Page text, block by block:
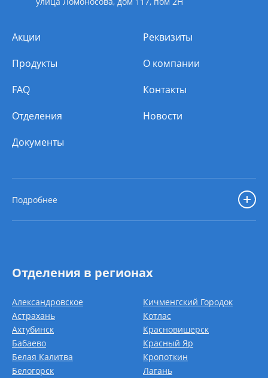
Акции
Продукты
FAQ
Отделения
Документы
Реквизиты
О компании
Контакты
Новости
Подробнее
Отделения в регионах
Александровское
Астрахань
Ахтубинск
Бабаево
Белая Калитва
Белогорск
Кичменгский Городок
Котлас
Красновишерск
Красный Яр
Кропоткин
Лагань